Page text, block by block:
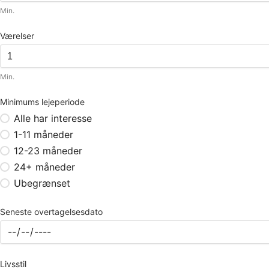
Min.
Værelser
Min.
Minimums lejeperiode
Alle har interesse
1-11 måneder
12-23 måneder
24+ måneder
Ubegrænset
Seneste overtagelsesdato
Livsstil